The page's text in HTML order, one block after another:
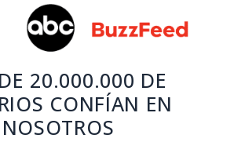
20.000.000 DE
CONFÍAN EN
NOSOTROS